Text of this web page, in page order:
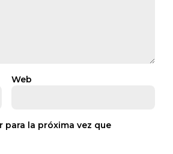
Web
la próxima vez que